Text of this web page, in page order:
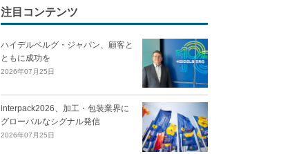
注目コンテンツ
ハイデルベルグ・ジャパン、顧客と
ともに成功を
2026年07月25日
interpack2026、加工・包装業界に
グローバルなシグナル発信
2026年07月25日